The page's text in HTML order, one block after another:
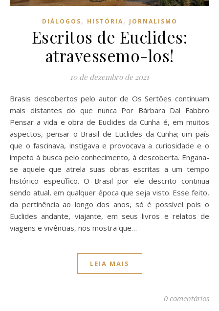
DIÁLOGOS, HISTÓRIA, JORNALISMO
Escritos de Euclides:
atravessemo-los!
10 de dezembro de 2021
Brasis descobertos pelo autor de Os Sertões continuam
mais distantes do que nunca Por Bárbara Dal Fabbro
Pensar a vida e obra de Euclides da Cunha é, em muitos
aspectos, pensar o Brasil de Euclides da Cunha; um país
que o fascinava, instigava e provocava a curiosidade e o
ímpeto à busca pelo conhecimento, à descoberta. Engana-
se aquele que atrela suas obras escritas a um tempo
histórico específico. O Brasil por ele descrito continua
sendo atual, em qualquer época que seja visto. Esse feito,
da pertinência ao longo dos anos, só é possível pois o
Euclides andante, viajante, em seus livros e relatos de
viagens e vivências, nos mostra que…
LEIA MAIS
0 comentários